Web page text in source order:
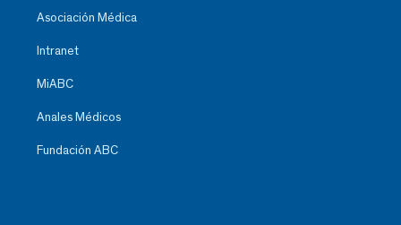
Asociación Médica
Intranet
MiABC
Anales Médicos
Fundación ABC